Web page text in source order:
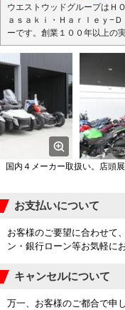
ウエストウッドグループはＨ
ａｓａｋｉ・Ｈａｒｌｅｙ−
ーです。創業１００年以上の
国内４メーカー取扱い。店頭
お支払いについて
お客様のご要望に合わせて
ン・銀行ローン等お気軽に
キャンセルについて
万一、お客様のご都合で申